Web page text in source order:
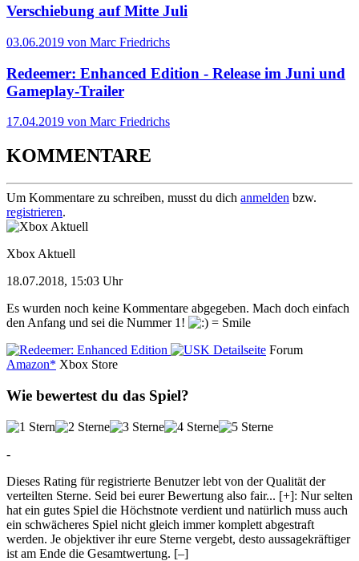
Verschiebung auf Mitte Juli
03.06.2019 von Marc Friedrichs
Redeemer: Enhanced Edition - Release im Juni und
Gameplay-Trailer
17.04.2019 von Marc Friedrichs
KOMMENTARE
Um Kommentare zu schreiben, musst du dich anmelden bzw.
registrieren.
Xbox Aktuell
18.07.2018, 15:03 Uhr
Es wurden noch keine Kommentare abgegeben. Mach doch einfach
den Anfang und sei die Nummer 1!
Detailseite Forum
Amazon* Xbox Store
Wie bewertest du das Spiel?
-
Dieses Rating für registrierte Benutzer lebt von der Qualität der
verteilten Sterne. Seid bei eurer Bewertung also fair... [+]: Nur selten
hat ein gutes Spiel die Höchstnote verdient und natürlich muss auch
ein schwächeres Spiel nicht gleich immer komplett abgestraft
werden. Je objektiver ihr eure Sterne vergebt, desto aussagekräftiger
ist am Ende die Gesamtwertung. [–]